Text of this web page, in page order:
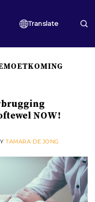
Translate
NOW!
TAMARA DE JONG